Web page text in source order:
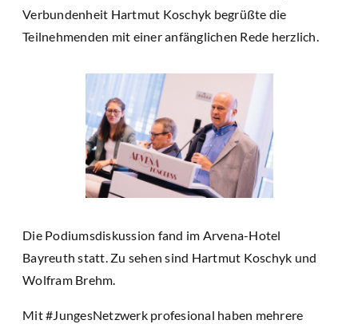
Verbundenheit Hartmut Koschyk begrüßte die
Teilnehmenden mit einer anfänglichen Rede herzlich.
Die Podiumsdiskussion fand im Arvena-Hotel
Bayreuth statt. Zu sehen sind Hartmut Koschyk und
Wolfram Brehm.
Mit #JungesNetzwerk profesional haben mehrere